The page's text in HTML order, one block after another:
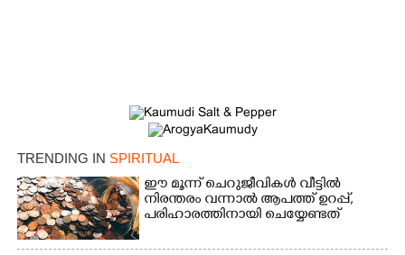
TRENDING IN SPIRITUAL
ഈ മൂന്ന് ചെറുജീവികൾ വീട്ടിൽ
നിരന്തരം വന്നാൽ ആപത്ത് ഉറപ്പ്,​
പരിഹാരത്തിനായി ചെയ്യേണ്ടത്